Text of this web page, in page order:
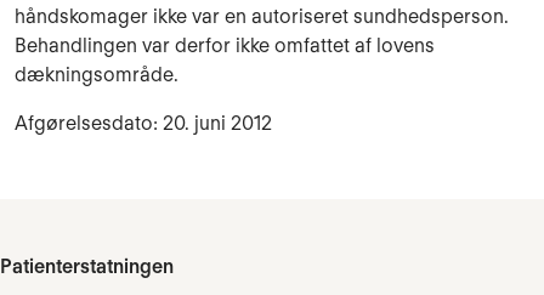
håndskomager ikke var en autoriseret sundhedsperson.
Behandlingen var derfor ikke omfattet af lovens
dækningsområde.
Afgørelsesdato: 20. juni 2012
Patienterstatningen